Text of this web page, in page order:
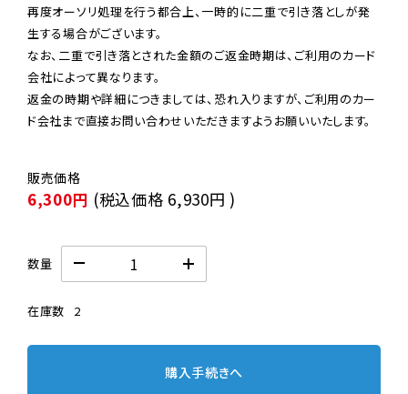
再度オーソリ処理を行う都合上、一時的に二重で引き落としが発
生する場合がございます。
なお、二重で引き落とされた金額のご返金時期は、ご利用のカード
会社によって異なります。
返金の時期や詳細につきましては、恐れ入りますが、ご利用のカー
ド会社まで直接お問い合わせいただきますようお願いいたします。
6,300円 (税込価格 6,930円 )
数量
在庫数 2
購入手続きへ